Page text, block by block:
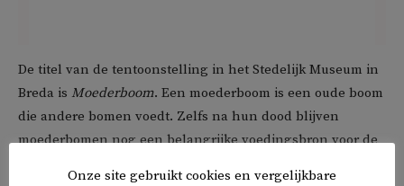
De titel van de tentoonstelling in het Stedelijk Museum in
Breda is Moederboom. Een moederboom is een oude boom
die andere bomen voedt. Zelfs na hun dood blijven
moederbomen nog een belangrijke voedingsbron voor de
Onze site gebruikt cookies en vergelijkbare